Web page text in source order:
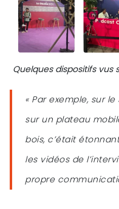
Quelques dispositifs vus
« Par exemple, sur le
sur un plateau
bois, c’était
les vidéos de
propre